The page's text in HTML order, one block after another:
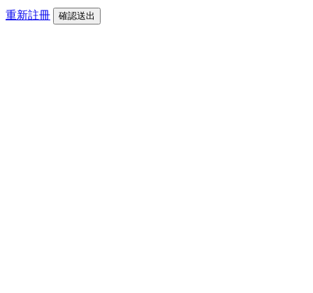
重新註冊 確認送出